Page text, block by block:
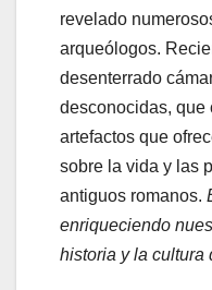
revelado
arqueólogos.
desenterrado
desconocidas, que
artefactos que
sobre la vida y las
antiguos romanos.
enriqueciendo
historia y la cultura